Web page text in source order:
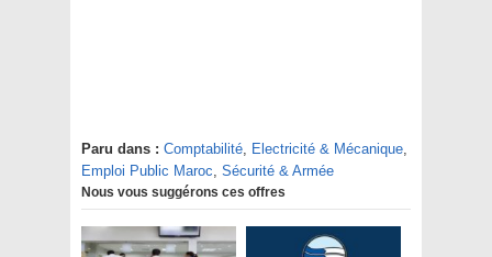
Paru dans : Comptabilité, Electricité & Mécanique,
Emploi Public Maroc, Sécurité & Armée
Nous vous suggérons ces offres